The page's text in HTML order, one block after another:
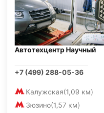
Автотехцентр Научный
+7 (499) 288-05-36
Калужская(1,09 км)
Зюзино(1,57 км)